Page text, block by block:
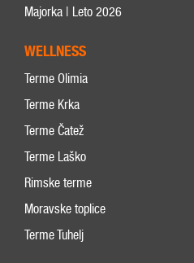
Majorka | Leto 2026
WELLNESS
Terme Olimia
Terme Krka
Terme Čatež
Terme Laško
Rimske terme
Moravske toplice
Terme Tuhelj